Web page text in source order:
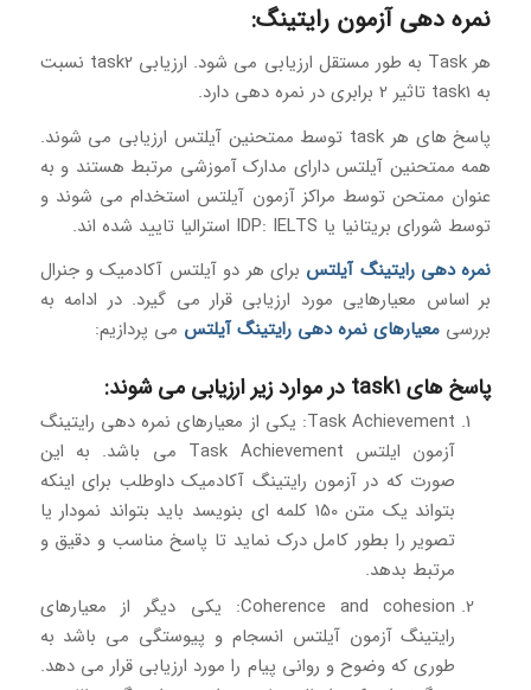
نمره دهی آزمون رایتینگ:
هر Task به طور مستقل ارزیابی می شود. ارزیابی task2 نسبت
به task1 تاثیر 2 برابری در نمره دهی دارد.
پاسخ های هر task توسط ممتحنین آیلتس ارزیابی می شوند.
همه ممتحنین آیلتس دارای مدارک آموزشی مرتبط هستند و به
عنوان ممتحن توسط مراکز آزمون آیلتس استخدام می شوند و
توسط شورای بریتانیا یا IDP: IELTS استرالیا تایید شده اند.
نمره دهی رایتینگ آیلتس برای هر دو آیلتس آکادمیک و جنرال
بر اساس معیارهایی مورد ارزیابی قرار می گیرد. در ادامه به
بررسی معیارهای نمره دهی رایتینگ آیلتس می پردازیم:
پاسخ های task1 در موارد زیر ارزیابی می شوند:
Task Achievement: یکی از معیارهای نمره دهی رایتینگ
آزمون ایلتس Task Achievement می باشد. به این
صورت که در آزمون رایتینگ آکادمیک داوطلب برای اینکه
بتواند یک متن 150 کلمه ای بنویسد باید بتواند نمودار یا
تصویر را بطور کامل درک نماید تا پاسخ مناسب و دقیق و
مرتبط بدهد.
Coherence and cohesion: یکی دیگر از معیارهای
رایتینگ آزمون آیلتس انسجام و پیوستگی می باشد به
طوری که وضوح و روانی پیام را مورد ارزیابی قرار می دهد.